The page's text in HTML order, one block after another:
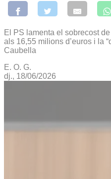
El PS lamenta el sobrecost
als 16,55 milions d’euros i la
Caubella
E. O. G.
dj., 18/06/2026